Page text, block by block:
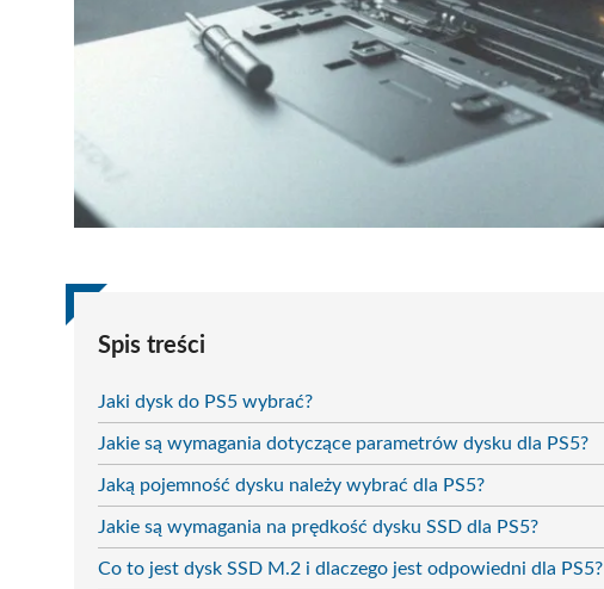
Spis treści
Jaki dysk do PS5 wybrać?
Jakie są wymagania dotyczące parametrów dysku dla PS5?
Jaką pojemność dysku należy wybrać dla PS5?
Jakie są wymagania na prędkość dysku SSD dla PS5?
Co to jest dysk SSD M.2 i dlaczego jest odpowiedni dla PS5?